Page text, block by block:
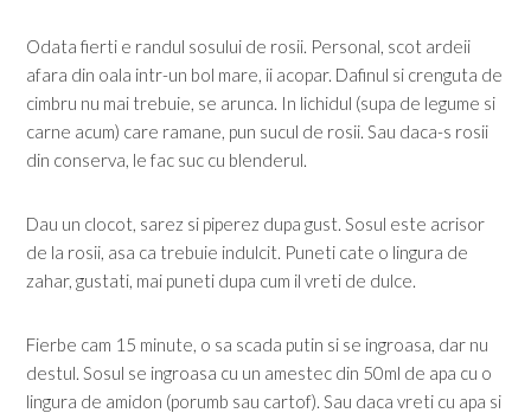
Odata fierti e randul sosului de rosii. Personal, scot ardeii
afara din oala intr-un bol mare, ii acopar. Dafinul si crenguta de
cimbru nu mai trebuie, se arunca. In lichidul (supa de legume si
carne acum) care ramane, pun sucul de rosii. Sau daca-s rosii
din conserva, le fac suc cu blenderul.
Dau un clocot, sarez si piperez dupa gust. Sosul este acrisor
de la rosii, asa ca trebuie indulcit. Puneti cate o lingura de
zahar, gustati, mai puneti dupa cum il vreti de dulce.
Fierbe cam 15 minute, o sa scada putin si se ingroasa, dar nu
destul. Sosul se ingroasa cu un amestec din 50ml de apa cu o
lingura de amidon (porumb sau cartof). Sau daca vreti cu apa si